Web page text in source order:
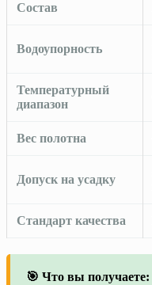
Состав
Водоупорность
Температурный
диапазон
Вес полотна
Допуск на усадку
Стандарт качества
🎯 Что вы получаете: